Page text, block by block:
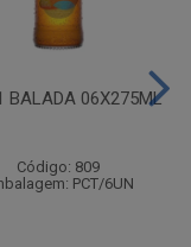
BALADA 06X275ML
Código: 809
PCT/6UN